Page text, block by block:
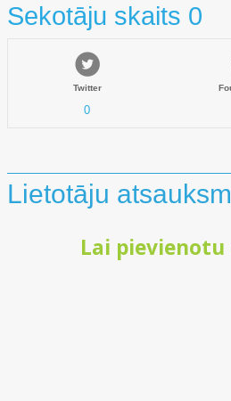
Sekotāju skaits 0
Twitter
0
Lietotāju
Lai